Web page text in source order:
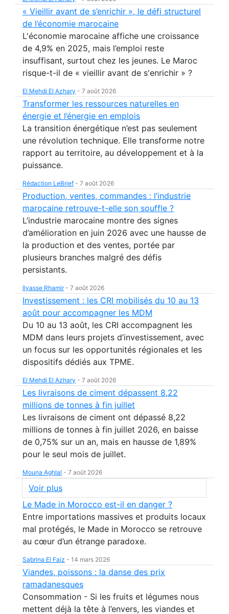
« Vieillir avant de s’enrichir », le défi structurel
de l’économie marocaine
L'économie marocaine affiche une croissance
de 4,9% en 2025, mais l’emploi reste
insuffisant, surtout chez les jeunes. Le Maroc
risque-t-il de « vieillir avant de s'enrichir » ?
El Mehdi El Azhary - 7 août 2026
Transformer les ressources naturelles en
énergie et l’énergie en emplois
La transition énergétique n’est pas seulement
une révolution technique. Elle transforme notre
rapport au territoire, au développement et à la
puissance.
Rédaction LeBrief - 7 août 2026
Production, ventes, commandes : l’industrie
marocaine retrouve-t-elle son souffle ?
L’industrie marocaine montre des signes
d’amélioration en juin 2026 avec une hausse de
la production et des ventes, portée par
plusieurs branches malgré des défis
persistants.
Ilyasse Rhamir- 7 août 2026
Investissement : les CRI mobilisés du 10 au 13
août pour accompagner les MDM
Du 10 au 13 août, les CRI accompagnent les
MDM dans leurs projets d’investissement, avec
un focus sur les opportunités régionales et les
dispositifs dédiés aux TPME.
El Mehdi El Azhary - 7 août 2026
Les livraisons de ciment dépassent 8,22
millions de tonnes à fin juillet
Les livraisons de ciment ont dépassé 8,22
millions de tonnes à fin juillet 2026, en baisse
de 0,75% sur un an, mais en hausse de 1,89%
pour le seul mois de juillet.
Mouna Aghlal - 7 août 2026
Voir plus
Le Made in Morocco est-il en danger ?
Entre importations massives et produits locaux
mal protégés, le Made in Morocco se retrouve
au cœur d’un étrange paradoxe.
Sabrina El Faiz - 14 mars 2026
Viandes, poissons : la danse des prix
ramadanesques
Consommation - Si les fruits et légumes nous
mettent déjà la tête à l’envers, les viandes et